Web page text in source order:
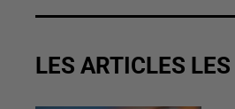
LES ARTICLES